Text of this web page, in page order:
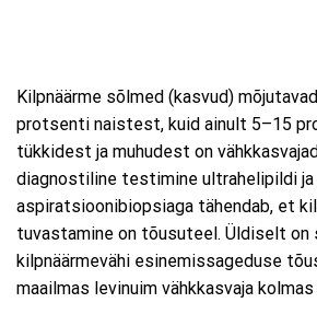
Kilpnäärme sõlmed (kasvud)
protsenti naistest, kuid ainult 5–15
tükkidest ja muhudest on
diagnostiline testimine ultrahelipildi ja
aspiratsioonibiopsiaga tähendab, et
tuvastamine on tõusuteel. Üldiselt on
kilpnäärmevähi esinemissageduse
maailmas levinuim vähkkasvaja